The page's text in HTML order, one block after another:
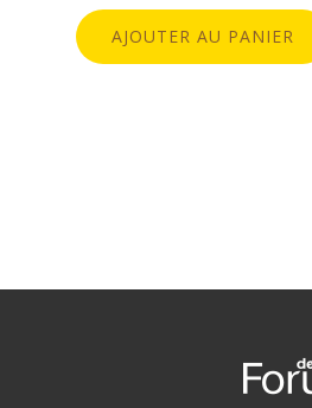
AJOUTER AU PANIER